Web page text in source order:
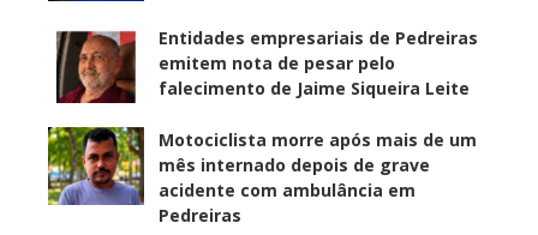
Entidades empresariais de Pedreiras
emitem nota de pesar pelo
falecimento de Jaime Siqueira Leite
Motociclista morre após mais de um
mês internado depois de grave
acidente com ambulância em
Pedreiras